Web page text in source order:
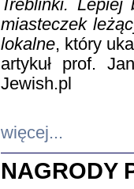
Treblinki. Lepiej
miasteczek
lokalne, który
artykuł prof.
Jewish.pl
więcej...
NAGRODY